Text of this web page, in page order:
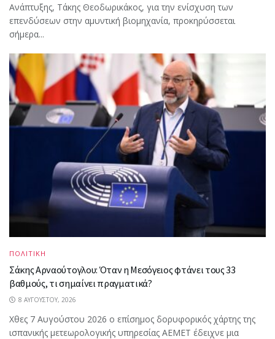
Ανάπτυξης, Τάκης Θεοδωρικάκος, για την ενίσχυση των
επενδύσεων στην αμυντική βιομηχανία, προκηρύσσεται
σήμερα...
ΠΟΛΙΤΙΚΗ
Σάκης Αρναούτογλου: Όταν η Μεσόγειος φτάνει τους 33
βαθμούς, τι σημαίνει πραγματικά?
8 ΑΥΓΟΎΣΤΟΥ, 2026
Χθες 7 Αυγούστου 2026 ο επίσημος δορυφορικός χάρτης της
ισπανικής μετεωρολογικής υπηρεσίας AEMET έδειχνε μια